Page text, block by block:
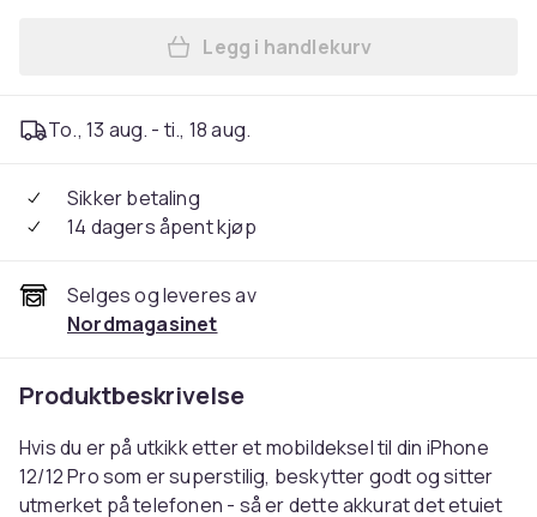
Legg iPhone 12/12 Pro -
Legg i handlekurv
To., 13 aug. - ti., 18 aug.
Sikker betaling
14 dagers åpent kjøp
Selges og leveres av
Nordmagasinet
Produktbeskrivelse
Hvis du er på utkikk etter et mobildeksel til din iPhone
12/12 Pro som er superstilig, beskytter godt og sitter
utmerket på telefonen - så er dette akkurat det etuiet